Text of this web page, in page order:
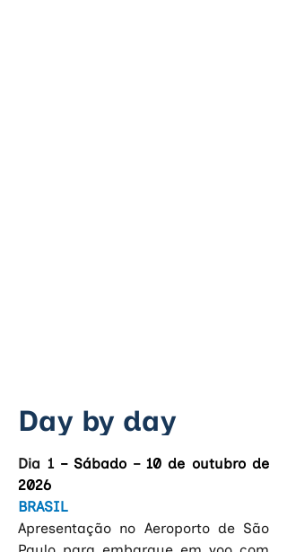
Day by day
Dia 1 – Sábado – 10 de outubro de
2026
BRASIL
Apresentação no Aeroporto de São